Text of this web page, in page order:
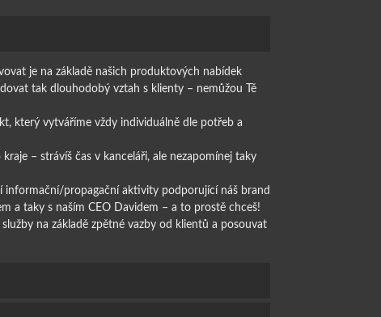
je na základě našich produktových nabídek
tak dlouhodobý vztah s klienty – nemůžou Tě
který vytváříme vždy individuálně dle potřeb a
– strávíš čas v kanceláři, ale nezapomínej taky
informační/propagační aktivity podporující náš brand
a taky s naším CEO Davidem – a to prostě chceš!
na základě zpětné vazby od klientů a posouvat